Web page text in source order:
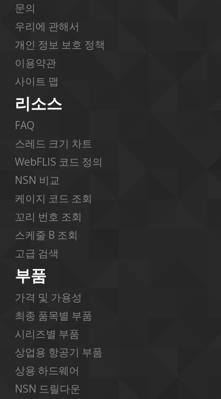
문의
우리에 관해서
개인 정보 보호 정책
이용약관
사이트 맵
리소스
FAQ
스레드 크기 차트
WebFLIS 코드 정의
NSN 비교
케이지 코드 조회
꼬리 번호 조회
스케줄 B 조회
고급 검색
부품
가격 및 가용성
최종 품목별 부품
시리즈별 부품
상업용 항공기 부품
상용 하드웨어
NSN 드릴다운